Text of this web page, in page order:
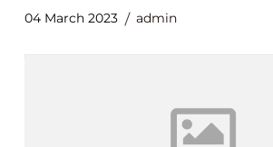
04 March 2023 admin